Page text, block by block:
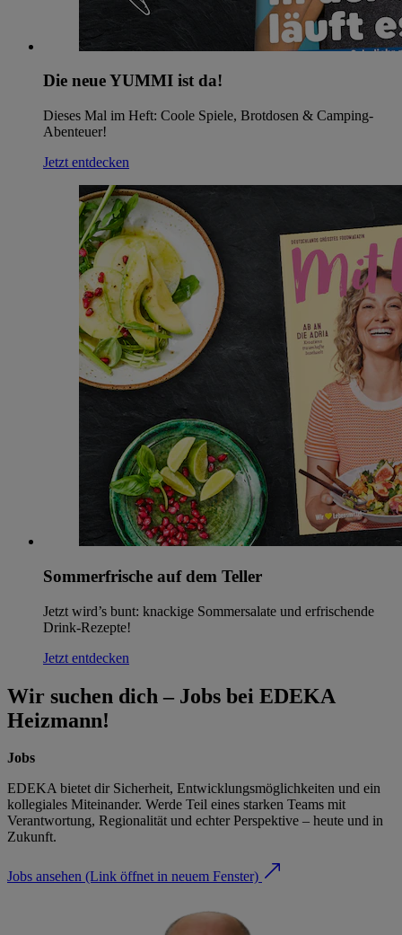
Die neue YUMMI ist da!
Dieses Mal im Heft: Coole Spiele, Brotdosen & Camping-
Abenteuer!
Jetzt entdecken
Sommerfrische auf dem Teller
Jetzt wird’s bunt: knackige Sommersalate und erfrischende
Drink-Rezepte!
Jetzt entdecken
Wir suchen dich – Jobs bei EDEKA
Heizmann!
Jobs
EDEKA bietet dir Sicherheit, Entwicklungsmöglichkeiten und ein
kollegiales Miteinander. Werde Teil eines starken Teams mit
Verantwortung, Regionalität und echter Perspektive – heute und in
Zukunft.
Jobs ansehen (Link öffnet in neuem Fenster)